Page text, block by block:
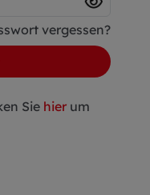
vergessen?
Sie hier um